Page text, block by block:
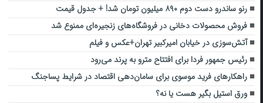
رنو ساندرو دست دوم ۸۹۰ میلیون تومان شد! + جدول قیمت
فروش محصولات دخانی در فروشگاه‌های زنجیره‌ای ممنوع شد
آتش‌سوزی در خیابان امیرکبیر تهران+عکس و فیلم
رئیس جمهور فردا برای افتتاح مترو به پرند می‌رود
راهکارهای فرید موسوی برای سامان‌دهی اقتصاد در شرایط پساجنگ
ورق استیل بگیر هست یا نه؟